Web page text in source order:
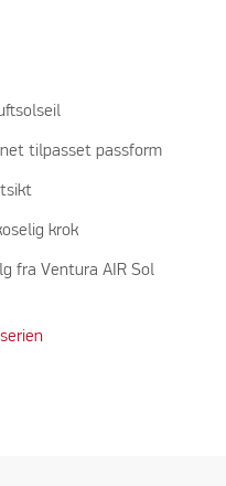
tilpasset passform
krok
fra Ventura AIR Sol